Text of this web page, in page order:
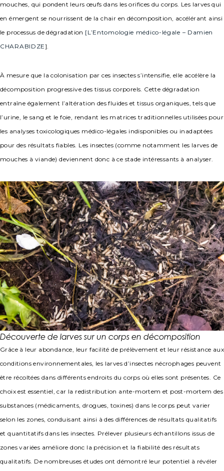
mouches, qui pondent leurs œufs dans les orifices du corps. Les larves qui
en émergent se nourrissent de la chair en décomposition, accélérant ainsi
le processus de dégradation [L’Entomologie médico-légale – Damien
CHARABIDZE].
À mesure que la colonisation par ces insectes s’intensifie, elle accélère la
décomposition progressive des tissus corporels. Cette dégradation
entraîne également l’altération des fluides et tissus organiques, tels que
l’urine, le sang et le foie, rendant les matrices traditionnelles utilisées pour
les analyses toxicologiques médico-légales indisponibles ou inadaptées
pour des résultats fiables. Les insectes (comme notamment les larves de
mouches à viande) deviennent donc à ce stade intéressants à analyser.
Découverte de larves sur un corps en décomposition
Grâce à leur abondance, leur facilité de prélèvement et leur résistance aux
conditions environnementales, les larves d’insectes nécrophages peuvent
être récoltées dans différents endroits du corps où elles sont présentes. Ce
choix est essentiel, car la redistribution ante-mortem et post-mortem des
substances (médicaments, drogues, toxines) dans le corps peut varier
selon les zones, conduisant ainsi à des différences de résultats qualitatifs
et quantitatifs dans les insectes. Prélever plusieurs échantillons issus de
zones variées améliore donc la précision et la fiabilité des résultats
qualitatifs. De nombreuses études ont démontré leur potentiel à révéler